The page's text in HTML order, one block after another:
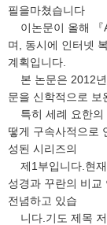
필을마쳤습니다
이논문이 올해 『
며, 동시에 인터넷
계획입니다.
본 논문은 2012년
문을 신학적으로 보
특히 세례 요한의
떻게 구속사적으로
성된 시리즈의
제1부입니다.현재
성경과 꾸란의 비교
전념하고 있습
니다.기도 제목 저